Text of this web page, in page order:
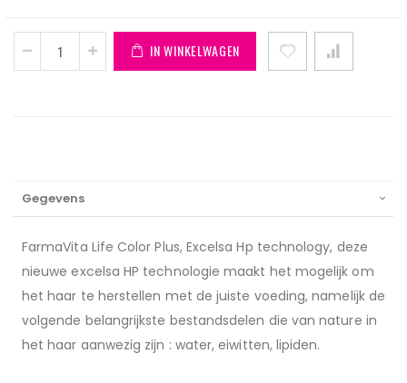
IN WINKELWAGEN
Gegevens
FarmaVita Life Color Plus, Excelsa Hp technology, deze
nieuwe excelsa HP technologie maakt het mogelijk om
het haar te herstellen met de juiste voeding, namelijk de
volgende belangrijkste bestandsdelen die van nature in
het haar aanwezig zijn : water, eiwitten, lipiden.